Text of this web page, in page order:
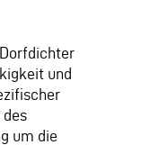
und
des
um die